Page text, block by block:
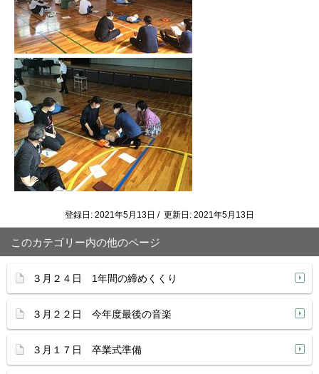
登録日: 2021年5月13日 / 更新日: 2021年5月13日
このカテゴリー内の他のページ
３月２４日 1年間の締めくくり
３月２２日 今年度最後の音楽
３月１７日 卒業式準備